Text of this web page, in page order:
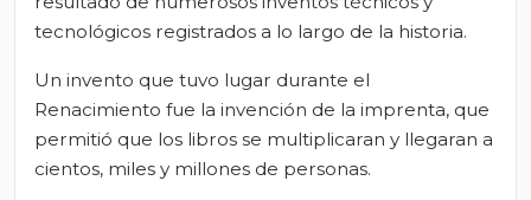
tecnológicos registrados a lo largo de la historia.
Un invento que tuvo lugar durante el
Renacimiento fue la invención de la imprenta, que
permitió que los libros se multiplicaran y llegaran a
cientos, miles y millones de personas.